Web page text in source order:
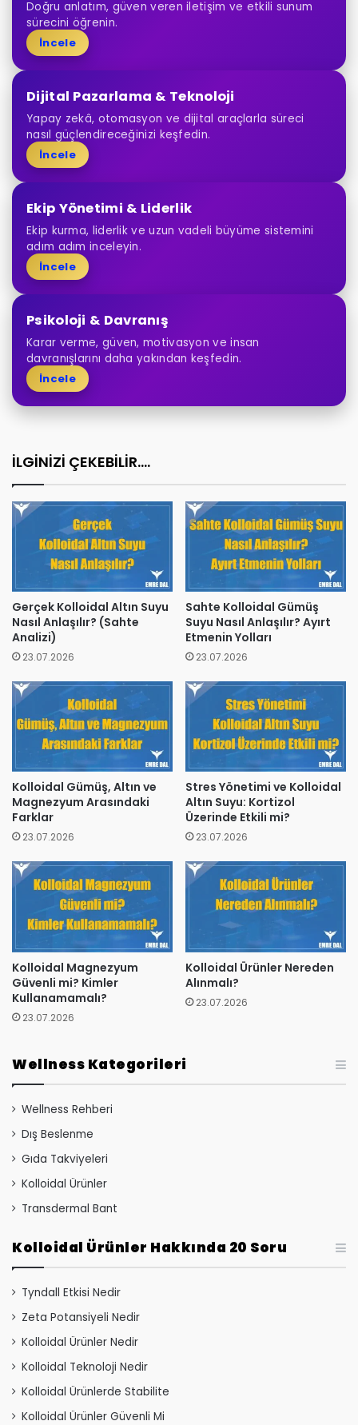
Doğru anlatım, güven veren iletişim ve etkili sunum
sürecini öğrenin.
İncele
Dijital Pazarlama & Teknoloji
Yapay zekâ, otomasyon ve dijital araçlarla süreci
nasıl güçlendireceğinizi keşfedin.
İncele
Ekip Yönetimi & Liderlik
Ekip kurma, liderlik ve uzun vadeli büyüme sistemini
adım adım inceleyin.
İncele
Psikoloji & Davranış
Karar verme, güven, motivasyon ve insan
davranışlarını daha yakından keşfedin.
İncele
İLGİNİZİ ÇEKEBİLİR....
Gerçek Kolloidal Altın Suyu
Nasıl Anlaşılır? (Sahte
Analizi)
23.07.2026
Sahte Kolloidal Gümüş
Suyu Nasıl Anlaşılır? Ayırt
Etmenin Yolları
23.07.2026
Kolloidal Gümüş, Altın ve
Magnezyum Arasındaki
Farklar
23.07.2026
Stres Yönetimi ve Kolloidal
Altın Suyu: Kortizol
Üzerinde Etkili mi?
23.07.2026
Kolloidal Magnezyum
Güvenli mi? Kimler
Kullanamamalı?
23.07.2026
Kolloidal Ürünler Nereden
Alınmalı?
23.07.2026
Wellness Kategorileri
Wellness Rehberi
Dış Beslenme
Gıda Takviyeleri
Kolloidal Ürünler
Transdermal Bant
Kolloidal Ürünler Hakkında 20 Soru
Tyndall Etkisi Nedir
Zeta Potansiyeli Nedir
Kolloidal Ürünler Nedir
Kolloidal Teknoloji Nedir
Kolloidal Ürünlerde Stabilite
Kolloidal Ürünler Güvenli Mi